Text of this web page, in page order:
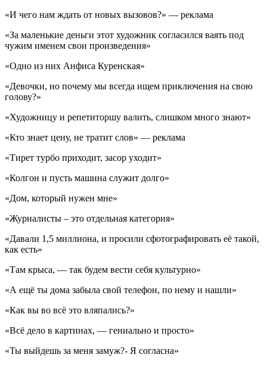
«И чего нам ждать от новых вызовов?» — реклама
«За маленькие деньги этот художник согласился ваять под
чужим именем свои произведения»
«Одно из них Анфиса Куренская»
«Девочки, но почему мы всегда ищем приключения на свою
голову?»
«Художницу и репетиторшу валить, слишком много знают»
«Кто знает цену, не тратит слов» — реклама
«Тирет турбо приходит, засор уходит»
«Колгон и пусть машина служит долго»
«Дом, который нужен мне»
«Журналисты – это отдельная категория»
«Давали 1,5 миллиона, и просили сфотографировать её такой,
как есть»
«Там крыса, — так будем вести себя культурно»
«А ещё ты дома забыла свой телефон, по нему и нашли»
«Как вы во всё это вляпались?»
«Всё дело в картинах, — гениально и просто»
«Ты выйдешь за меня замуж?- Я согласна»